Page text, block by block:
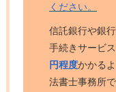
ください。
信託銀行や銀
手続きサービ
円程度かかる
法書士事務所